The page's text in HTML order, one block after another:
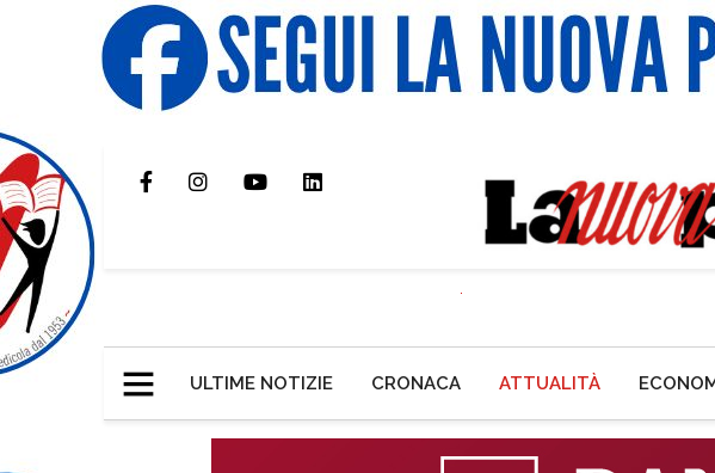
ULTIME NOTIZIE CRONACA ATTUALITÀ